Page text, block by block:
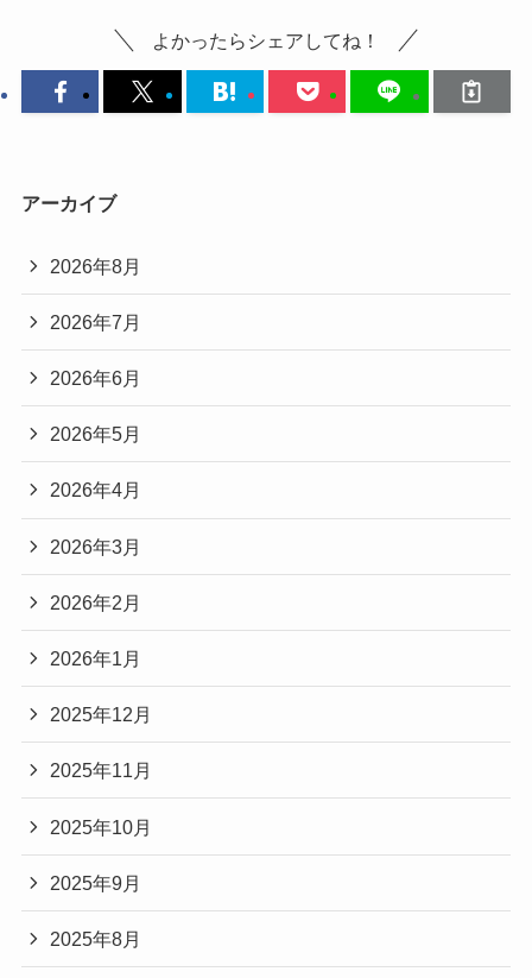
よかったらシェアしてね！
アーカイブ
2026年8月
2026年7月
2026年6月
2026年5月
2026年4月
2026年3月
2026年2月
2026年1月
2025年12月
2025年11月
2025年10月
2025年9月
2025年8月